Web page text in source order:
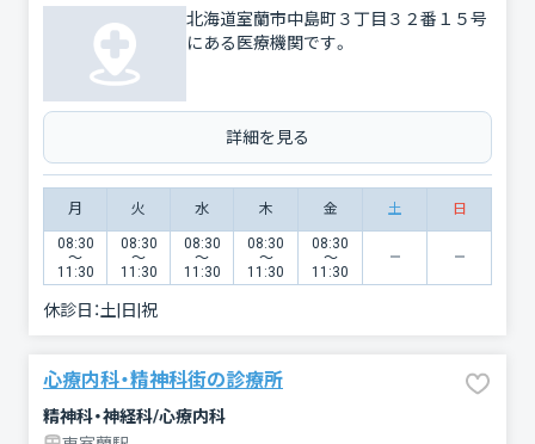
北海道室蘭市中島町３丁目３２番１５号
にある医療機関です。
詳細を見る
月 火 水 木 金 土 日
08:30
〜
11:30
08:30
〜
11:30
08:30
〜
11:30
08:30
〜
11:30
08:30
〜
11:30
休診日：土|日|祝
心療内科・精神科街の診療所
精神科・神経科/心療内科